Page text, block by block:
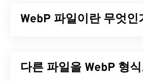
압축되지 않으며 다른 이미지 파
니다.
WebP 파일이란 무엇인
스 파일 형식입니다. WebP 이미
다른 파일을